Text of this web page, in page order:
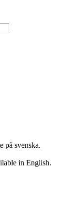
på svenska.
in English.